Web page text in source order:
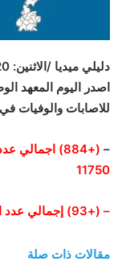
ي
ا
دليلي ميديا /الاثنين: 30/03/2020
للاصابات والوفيات
–
(+884)
11750
– (+93) إجمالي عدد المرضى المتوفين :864
مقالات ذات صلة